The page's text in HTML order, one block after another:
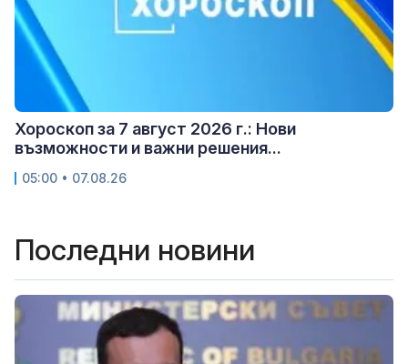
Хороскоп за 7 август 2026 г.: Нови
възможности и важни решения...
05:00 • 07.08.26
Последни новини